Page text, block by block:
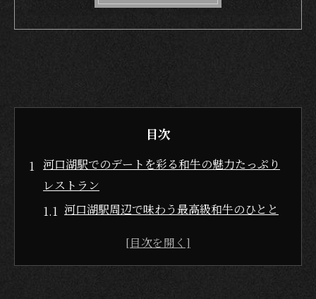
目次
河口湖駅でのデートを彩る和牛の魅力たっぷり
レストラン
河口湖駅周辺で味わう最高級和牛のひとと